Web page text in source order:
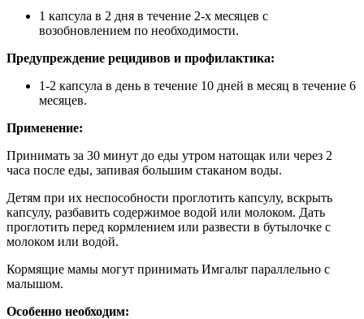
1 капсула в 2 дня в течение 2-х месяцев с
возобновлением по необходимости.
Предупреждение рецидивов и профилактика:
1-2 капсула в день в течение 10 дней в месяц в течение 6
месяцев.
Применение:
Принимать за 30 минут до еды утром натощак или через 2
часа после еды, запивая большим стаканом воды.
Детям при их неспособности проглотить капсулу, вскрыть
капсулу, разбавить содержимое водой или молоком. Дать
проглотить перед кормлением или развести в бутылочке с
молоком или водой.
Кормящие мамы могут принимать Имгальт параллельно с
малышом.
Особенно необходим: